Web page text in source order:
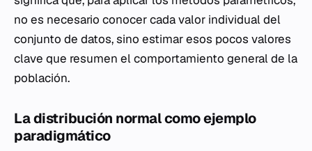
no es necesario conocer cada valor individual del
conjunto de datos, sino estimar esos pocos valores
clave que resumen el comportamiento general de la
población.
La distribución normal como ejemplo
paradigmático